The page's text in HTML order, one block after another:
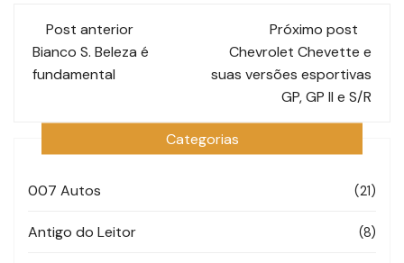
Navegação
de
Post anterior
Bianco S. Beleza é
fundamental
Próximo post
Chevrolet Chevette e
suas versões esportivas
GP, GP II e S/R
Categorias
007 Autos (21)
Antigo do Leitor (8)